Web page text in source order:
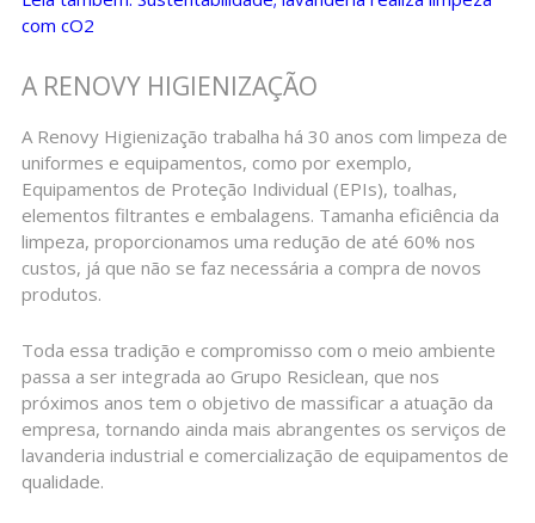
com cO2
A RENOVY HIGIENIZAÇÃO
A Renovy Higienização trabalha há 30 anos com limpeza de
uniformes e equipamentos, como por exemplo,
Equipamentos de Proteção Individual (EPIs), toalhas,
elementos filtrantes e embalagens. Tamanha eficiência da
limpeza, proporcionamos uma redução de até 60% nos
custos, já que não se faz necessária a compra de novos
produtos.
Toda essa tradição e compromisso com o meio ambiente
passa a ser integrada ao Grupo Resiclean, que nos
próximos anos tem o objetivo de massificar a atuação da
empresa, tornando ainda mais abrangentes os serviços de
lavanderia industrial e comercialização de equipamentos de
qualidade.